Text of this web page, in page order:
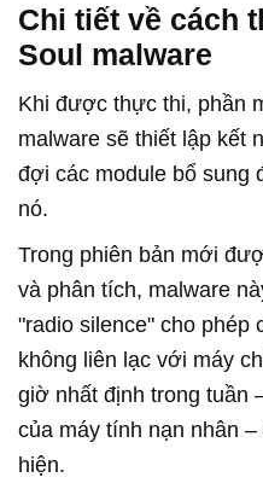
Chi tiết về cách
Soul malware
Khi được thực thi, phần
malware sẽ thiết lập kết
đợi các module bổ sung
nó.
Trong phiên bản mới
và phân tích, malware
"radio silence" cho phép
không liên lạc với máy
giờ nhất định trong tuần
của máy tính nạn nhân
hiện.